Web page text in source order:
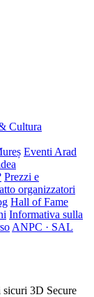
Cultura
Eventi Arad
Prezzi e
organizzatori
Hall of Fame
Informativa sulla
ANPC · SAL
sicuri 3D Secure